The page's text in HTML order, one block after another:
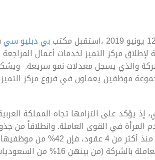
بي دبليو سي
24 سيدة سعودية لإطلاق مركز التميز لخدمات أعمال
والذي يسجل معدلات نمو سريعة.
24 سيدة جزءاً من مجموعة موظفين يعملون في فروع مركز
يؤكد على التزامها تجاه المملكة
في القوى العاملة. وانطلاقاً من
العميقة الممتدة في المملكة العربية السعودية منذ أكثر من